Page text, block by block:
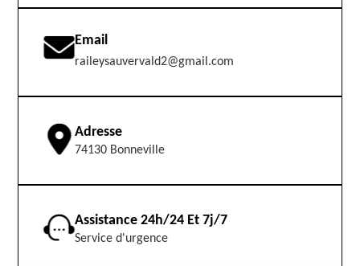
Email
raileysauvervald2@gmail.com
Adresse
74130 Bonneville
Assistance 24h/24 Et 7j/7
Service d'urgence